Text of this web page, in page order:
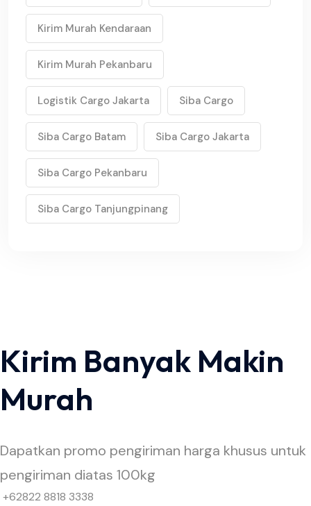
Kirim Murah Kendaraan
Kirim Murah Pekanbaru
Logistik Cargo Jakarta Siba Cargo
Siba Cargo Batam Siba Cargo Jakarta
Siba Cargo Pekanbaru
Siba Cargo Tanjungpinang
Kirim Banyak Makin
Murah
Dapatkan promo pengiriman harga khusus untuk
pengiriman diatas 100kg
+62822 8818 3338